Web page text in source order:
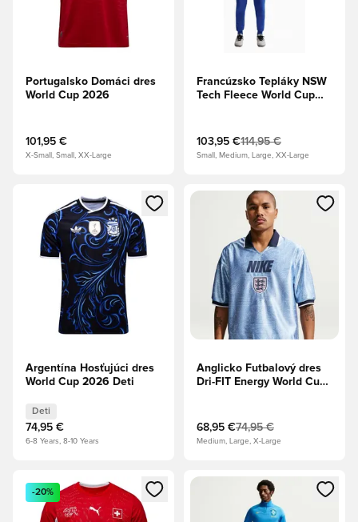
Portugalsko Domáci dres
World Cup 2026
101,95 €
X-Small, Small, XX-Large
Francúzsko Tepláky NSW
Tech Fleece World Cup
103,95 €114,95 €
Small, Medium, Large, XX-Large
Otvorí modál na prihlásenie alebo registráciu ako člen
Argentína Hosťujúci dres
World Cup 2026 Deti
Deti
74,95 €
6-8 Years, 8-10 Years
Otvorí modál na prihlásenie
Anglicko Futbalový dres
Dri-FIT Energy World Cup
68,95 €74,95 €
Medium, Large, X-Large
Otvorí modál na prihlásenie alebo registráciu ako člen
-20%
Otvorí modál na prihlásenie